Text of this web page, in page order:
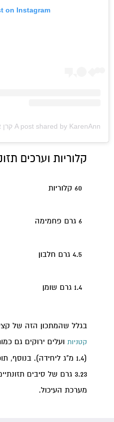
on Instagram
קלוריות וערכים
60 קלוריות
6 גרם פחמימה
4.5 גרם חלבון
1.4 גרם שומן
בגלל שהמתכון הזה של
קטניות ועלים ירוקים גם
(1.4 מ"ג ליחידה).
3.23 גרם של סיבים
מערכת העיכול.